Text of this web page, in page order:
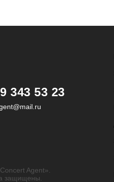
343 53 23
Agent».
защищены.